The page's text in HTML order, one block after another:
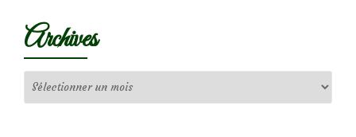
Archives